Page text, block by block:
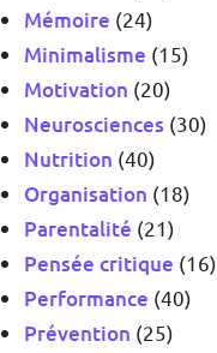
Mémoire (24)
Minimalisme (15)
Motivation (20)
Neurosciences (30)
Nutrition (40)
Organisation (18)
Parentalité (21)
Pensée critique (16)
Performance (40)
Prévention (25)